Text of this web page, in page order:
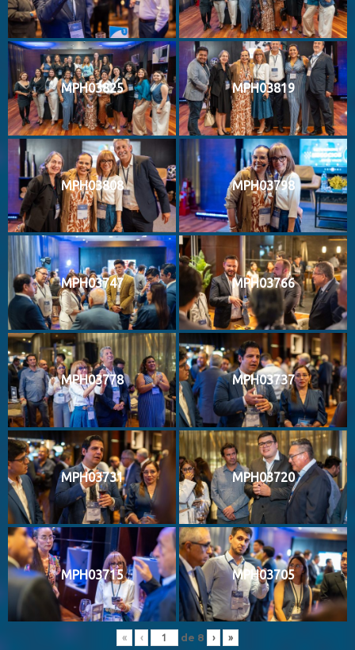
MPH03825 MPH03819
MPH03808 MPH03798
MPH03747 MPH03766
MPH03778 MPH03737
MPH03731 MPH03720
MPH03715 MPH03705
« ‹ de 8 › »